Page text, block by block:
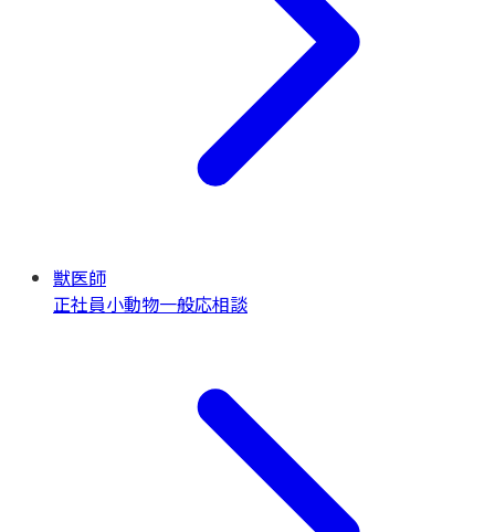
獣医師
正社員小動物一般応相談